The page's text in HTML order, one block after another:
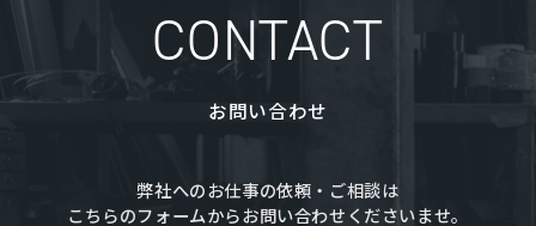
CONTACT
お問い合わせ
弊社へのお仕事の依頼・ご相談は
こちらのフォームからお問い合わせくださいませ。